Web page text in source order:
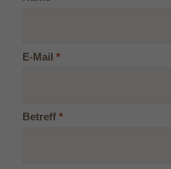
E-Mail*
Betreff*